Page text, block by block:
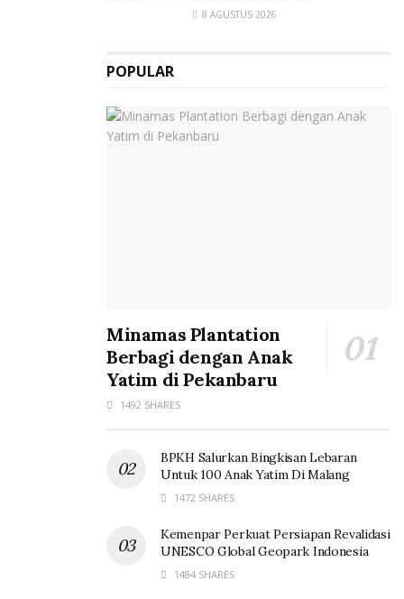
8 AGUSTUS 2026
POPULAR
Minamas Plantation
Berbagi dengan Anak
Yatim di Pekanbaru
1492 SHARES
BPKH Salurkan Bingkisan Lebaran
Untuk 100 Anak Yatim Di Malang
1472 SHARES
Kemenpar Perkuat Persiapan Revalidasi
UNESCO Global Geopark Indonesia
1484 SHARES